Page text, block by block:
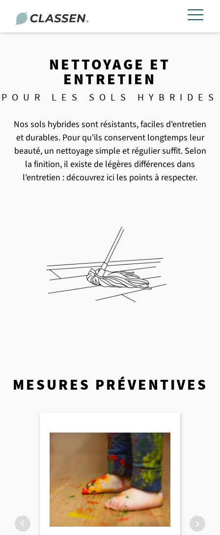
NETTOYAGE ET
ENTRETIEN
POUR LES SOLS HYBRIDES
Nos sols hybrides sont résistants, faciles d'entretien
et durables. Pour qu'ils conservent longtemps leur
beauté, un nettoyage simple et régulier suffit. Selon
la finition, il existe de légères différences dans
l'entretien : découvrez ici les points à respecter.
MESURES PRÉVENTIVES